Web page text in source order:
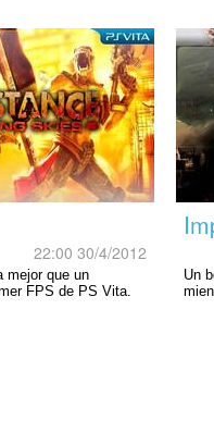
22:00 30/4/2012
mejor que un
FPS de PS Vita.
Un